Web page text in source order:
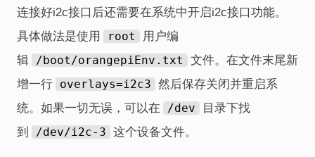
连接好i2c接口后还需要在系统中开启i2c接口功能。
具体做法是使用
root
用户编
辑 /boot/orangepiEnv.txt
文件。在文件末尾新
增一行 overlays=i2c3 然后保存关闭并重启系
统。如果一切无误，可以在
/dev
目录下找
到
/dev/i2c-3 这个设备文件。